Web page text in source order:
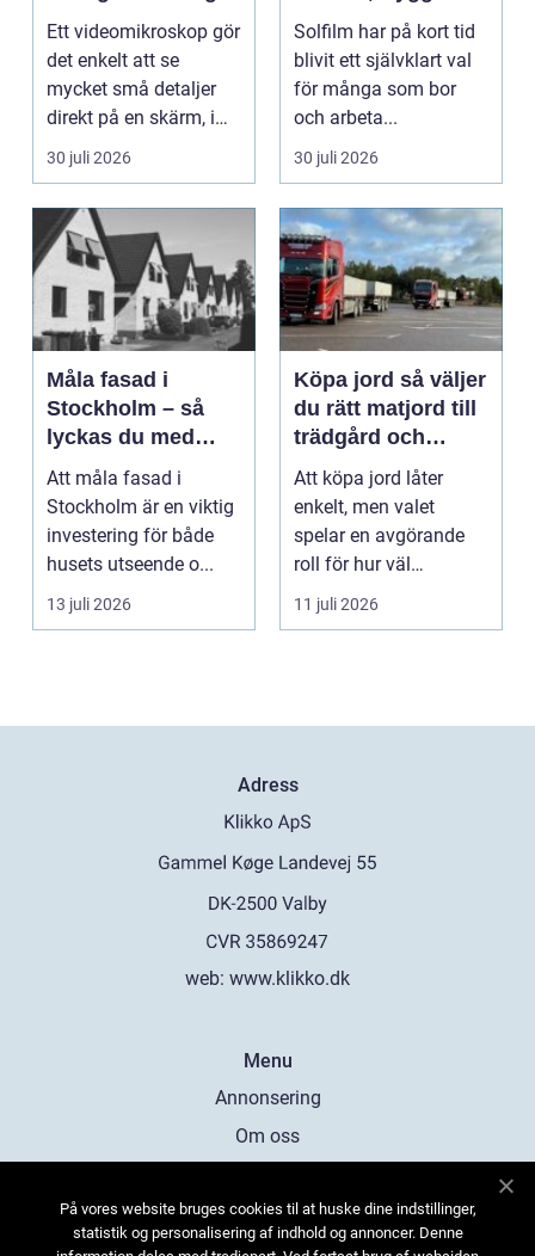
Ett videomikroskop gör
det enkelt att se
mycket små detaljer
direkt på en skärm, i
stället för genom...
30 juli 2026
och mer privat
inomhusmiljö
Solfilm har på kort tid
blivit ett självklart val
för många som bor
och arbeta...
30 juli 2026
Måla fasad i
Stockholm – så
lyckas du med
fasadmålning i
Stockholm
Att måla fasad i
Stockholm är en viktig
investering för både
husets utseende o...
13 juli 2026
Köpa jord så väljer
du rätt matjord till
trädgård och
anläggning
Att köpa jord låter
enkelt, men valet
spelar en avgörande
roll för hur väl
gräsmatta, rabatter
och p...
11 juli 2026
Adress
web: www.klikko.dk
Menu
Annonsering
Om oss
Kontakta oss
Sitemap
På vores website bruges cookies til at huske dine indstillinger,
statistik og personalisering af indhold og annoncer. Denne